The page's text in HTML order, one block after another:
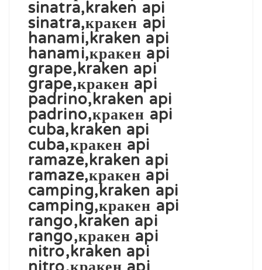
sinatra,kraken api
sinatra,кракен api
hanami,kraken api
hanami,кракен api
grape,kraken api
grape,кракен api
padrino,kraken api
padrino,кракен api
cuba,kraken api
cuba,кракен api
ramaze,kraken api
ramaze,кракен api
camping,kraken api
camping,кракен api
rango,kraken api
rango,кракен api
nitro,kraken api